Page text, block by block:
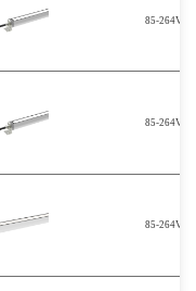
85-264V
85-264V
85-264V